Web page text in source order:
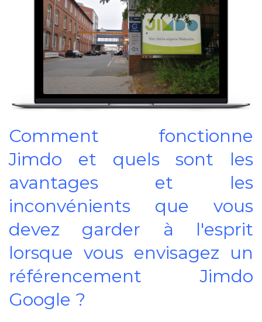
Comment fonctionne
Jimdo et quels sont les
avantages et les
inconvénients que vous
devez garder à l'esprit
lorsque vous envisagez un
référencement Jimdo
Google ?